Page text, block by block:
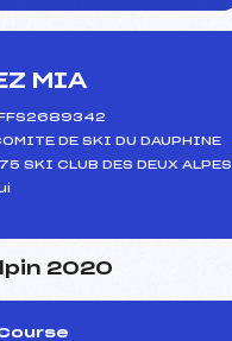
MIA
FFS2689342
DE SKI DU DAUPHINE
SKI CLUB DES DEUX ALPES
2020